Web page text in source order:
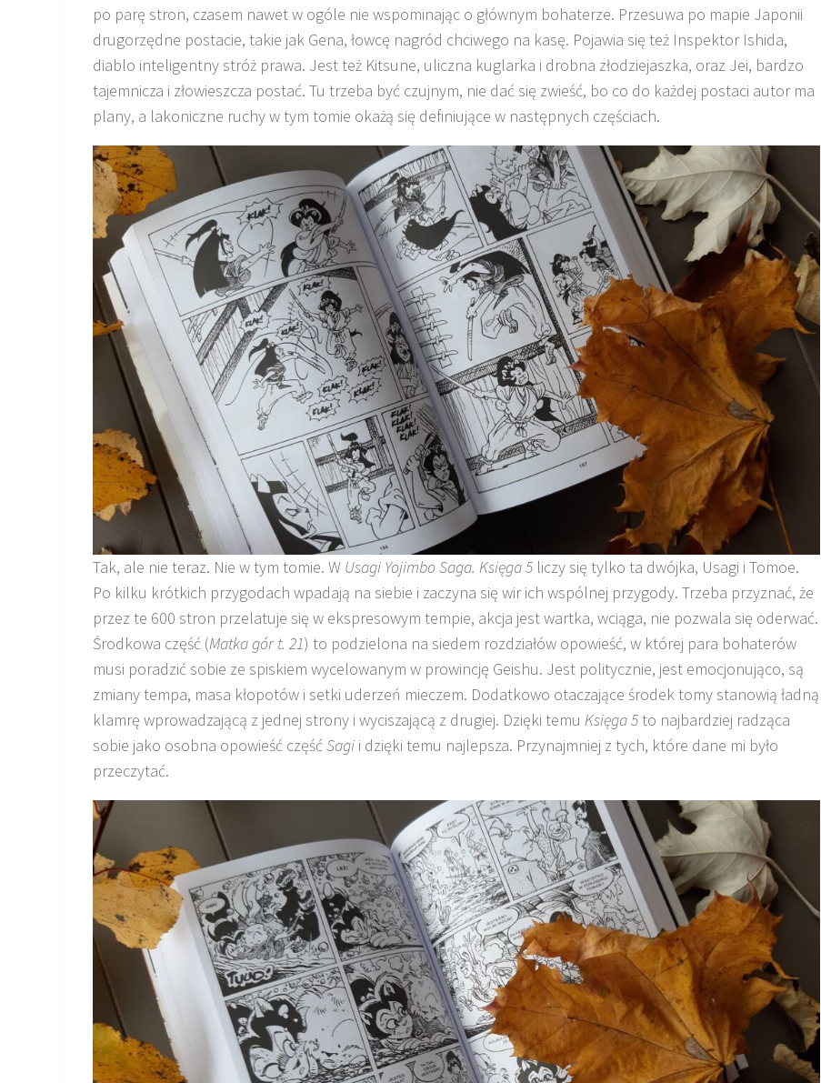
po parę stron, czasem nawet w ogóle nie wspominając o głównym bohaterze. Przesuwa po mapie Japonii
drugorzędne postacie, takie jak Gena, łowcę nagród chciwego na kasę. Pojawia się też Inspektor Ishida,
diablo inteligentny stróż prawa. Jest też Kitsune, uliczna kuglarka i drobna złodziejaszka, oraz Jei, bardzo
tajemnicza i złowieszcza postać. Tu trzeba być czujnym, nie dać się zwieść, bo co do każdej postaci autor ma
plany, a lakoniczne ruchy w tym tomie okażą się definiujące w następnych częściach.
Tak, ale nie teraz. Nie w tym tomie. W Usagi Yojimbo Saga. Księga 5 liczy się tylko ta dwójka, Usagi i Tomoe.
Po kilku krótkich przygodach wpadają na siebie i zaczyna się wir ich wspólnej przygody. Trzeba przyznać, że
przez te 600 stron przelatuje się w ekspresowym tempie, akcja jest wartka, wciąga, nie pozwala się oderwać.
Środkowa część (Matka gór t. 21) to podzielona na siedem rozdziałów opowieść, w której para bohaterów
musi poradzić sobie ze spiskiem wycelowanym w prowincję Geishu. Jest politycznie, jest emocjonująco, są
zmiany tempa, masa kłopotów i setki uderzeń mieczem. Dodatkowo otaczające środek tomy stanowią ładną
klamrę wprowadzającą z jednej strony i wyciszającą z drugiej. Dzięki temu Księga 5to najbardziej radząca
sobie jako osobna opowieść częśćSagi i dzięki temu najlepsza. Przynajmniej z tych, które dane mi było
przeczytać.